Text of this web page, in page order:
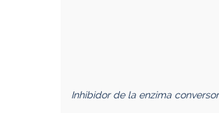
Inhibidor de la enzima